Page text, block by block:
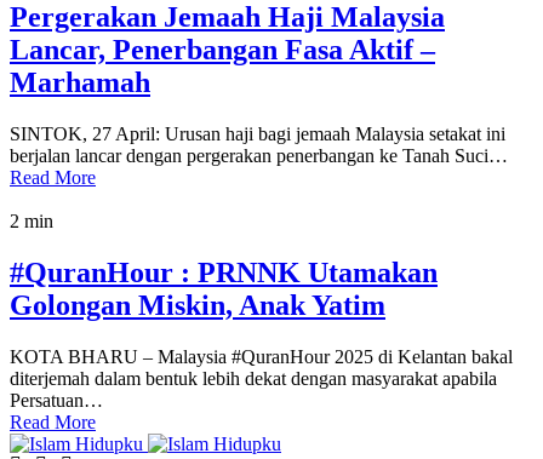
Pergerakan Jemaah Haji Malaysia
Lancar, Penerbangan Fasa Aktif –
Marhamah
SINTOK, 27 April: Urusan haji bagi jemaah Malaysia setakat ini
berjalan lancar dengan pergerakan penerbangan ke Tanah Suci…
Read More
2 min
#QuranHour : PRNNK Utamakan
Golongan Miskin, Anak Yatim
KOTA BHARU – Malaysia #QuranHour 2025 di Kelantan bakal
diterjemah dalam bentuk lebih dekat dengan masyarakat apabila
Persatuan…
Read More